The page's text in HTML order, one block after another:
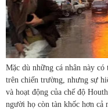
Mặc dù những cá nhân này
trên chiến trường, nhưng sự
và hoạt động của chế độ
người họ còn tàn khốc hơn cả